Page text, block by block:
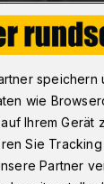
speichern
wie
Ihrem Gerät
Sie
Partner